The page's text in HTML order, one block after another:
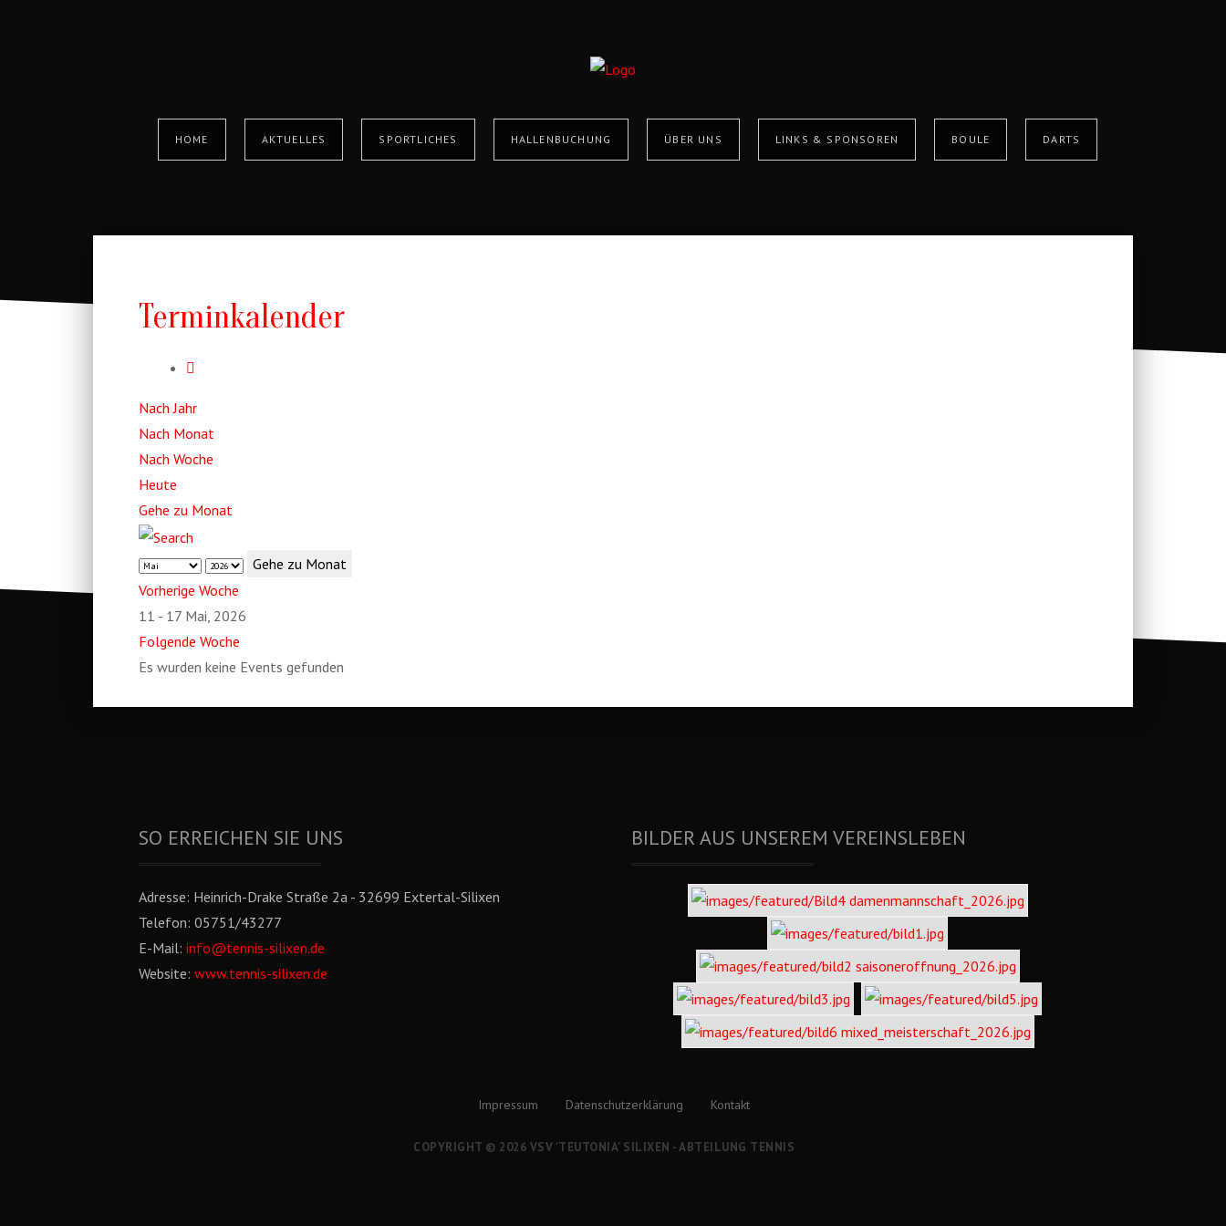
HOME AKTUELLES SPORTLICHES HALLENBUCHUNG ÜBER UNS LINKS & SPONSOREN BOULE DARTS
Terminkalender
Nach Jahr
Nach Monat
Nach Woche
Heute
Gehe zu Monat
Gehe zu Monat
Vorherige Woche
11 - 17 Mai, 2026
Folgende Woche
Es wurden keine Events gefunden
SO ERREICHEN SIE UNS
Adresse: Heinrich-Drake Straße 2a - 32699 Extertal-Silixen
Telefon: 05751/43277
E-Mail: info@tennis-silixen.de
Website: www.tennis-silixen.de
BILDER AUS UNSEREM VEREINSLEBEN
Impressum Datenschutzerklärung Kontakt
COPYRIGHT © 2026 VSV 'TEUTONIA' SILIXEN - ABTEILUNG TENNIS